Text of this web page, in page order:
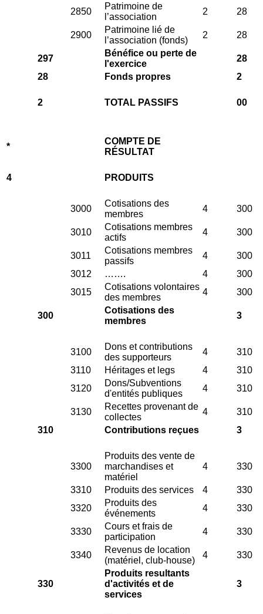
2850
Patrimoine de
l’association
2 28
2900
Patrimoine lié de
l’association (fonds)
2 28
297
Bénéfice ou perte de
l'exercice
28
28
Fonds propres 2
2 TOTAL PASSIFS 00
*
COMPTE DE
RÉSULTAT
4 PRODUITS
3000
Cotisations des
membres
4 300
3010
Cotisations membres
actifs
4 300
3011
Cotisations membres
passifs
4
300
3012
……. 4
300
3015
Cotisations volontaires
des membres
4 300
300
Cotisations des
membres
3
3100
Dons et contributions
des supporteurs
4
310
3110
Héritages et legs 4
310
3120
Dons/Subventions
d'entités publiques
4 310
3130
Recettes provenant de
collectes
4
310
310
Contributions reçues 3
3300
Produits des vente de
marchandises et
matériel
4 330
3310 Produits des services 4
330
3320
Produits des
événements
4 330
3330
Cours et frais de
participation
4 330
3340
Revenus de location
(matériel, club-house)
4 330
330
Produits resultants
d'activités et de
services
3